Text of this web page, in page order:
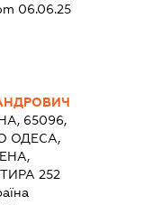
06.06.25
65096,
ОДЕСА,
252